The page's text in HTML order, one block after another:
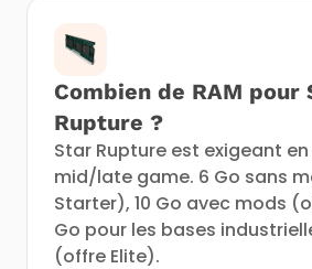
Combien de RAM pour
Rupture ?
Star Rupture est exigeant
mid/late game. 6 Go sans
Starter), 10 Go avec mods
Go pour les bases
(offre Elite).